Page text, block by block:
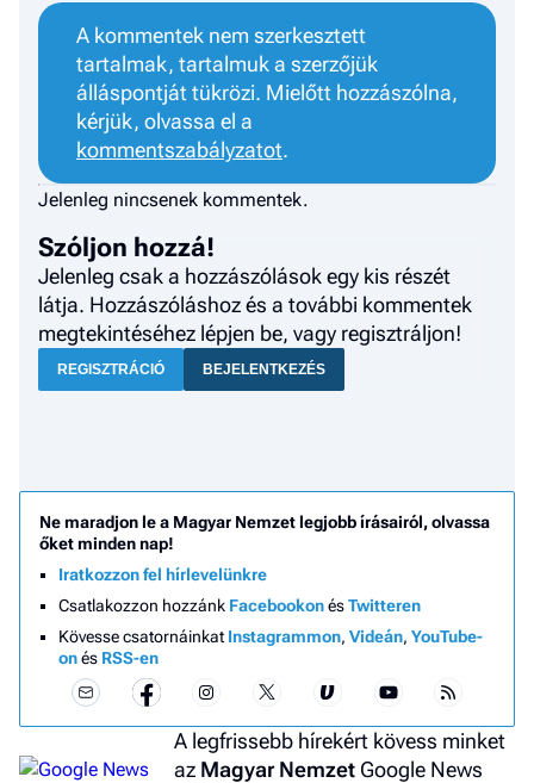
A kommentek nem szerkesztett
tartalmak, tartalmuk a szerzőjük
álláspontját tükrözi. Mielőtt hozzászólna,
kérjük, olvassa el a
kommentszabályzatot.
Jelenleg nincsenek kommentek.
Szóljon hozzá!
Jelenleg csak a hozzászólások egy kis részét
látja. Hozzászóláshoz és a további kommentek
megtekintéséhez lépjen be, vagy regisztráljon!
REGISZTRÁCIÓ BEJELENTKEZÉS
Ne maradjon le a Magyar Nemzet legjobb írásairól, olvassa
őket minden nap!
Iratkozzon fel hírlevelünkre
Csatlakozzon hozzánk FacebookonésTwitteren
Kövesse csatornáinkat Instagrammon, Videán, YouTube-
onés RSS-en
A legfrissebb hírekért kövess minket
az Magyar Nemzet Google News